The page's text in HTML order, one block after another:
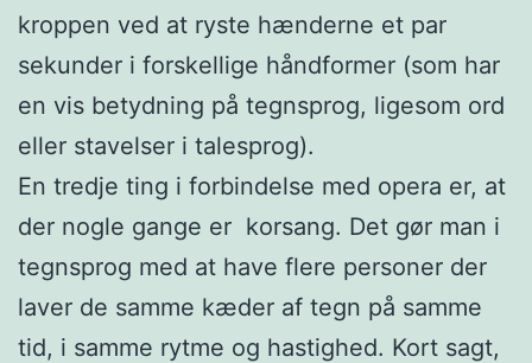
kroppen ved at ryste hænderne et par
sekunder i forskellige håndformer (som har
en vis betydning på tegnsprog, ligesom ord
eller stavelser i talesprog).
En tredje ting i forbindelse med opera er, at
der nogle gange er korsang. Det gør man i
tegnsprog med at have flere personer der
laver de samme kæder af tegn på samme
tid, i samme rytme og hastighed. Kort sagt,